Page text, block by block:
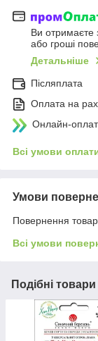
Ви отримаєте
або гроші
Детальніше
Післяплата
Оплата на
Онлайн-
Всі умови
Умови
Повернення
Всі умови
Подібні товари